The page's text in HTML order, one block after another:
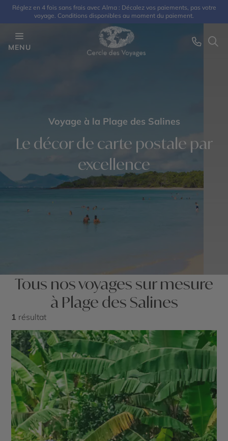
Réglez en 4 fois sans frais avec Alma : Décalez vos paiements, pas votre
voyage. Conditions disponibles au moment du paiement.
MENU
Voyage à la Plage des Salines
Le décor de carte postale par
excellence
Tous nos voyages sur mesure
à Plage des Salines
1 résultat